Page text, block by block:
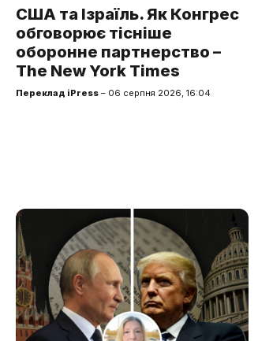
США та Ізраїль. Як Конгрес
обговорює тісніше
оборонне партнерство –
The New York Times
Переклад iPress – 06 серпня 2026, 16:04